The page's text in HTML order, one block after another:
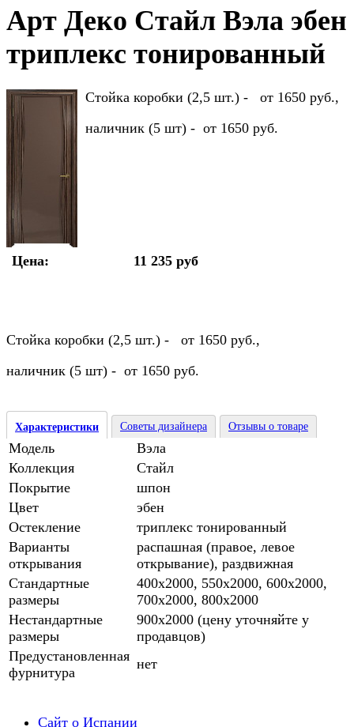
Арт Деко Стайл Вэла эбен
триплекс тонированный
Стойка коробки (2,5 шт.) - от 1650 руб.,
наличник (5 шт) - от 1650 руб.
Цена: 11 235 руб
Стойка коробки (2,5 шт.) - от 1650 руб.,
наличник (5 шт) - от 1650 руб.
Характеристики Советы дизайнера Отзывы о товаре
Модель
Вэла
Коллекция
Стайл
Покрытие
шпон
Цвет
эбен
Остекление
триплекс тонированный
Варианты
открывания
распашная (правое, левое
открывание), раздвижная
Стандартные
размеры
400х2000, 550х2000, 600х2000,
700х2000, 800х2000
Нестандартные
размеры
900х2000 (цену уточняйте у
продавцов)
Предустановленная
фурнитура
нет
Сайт о Испании